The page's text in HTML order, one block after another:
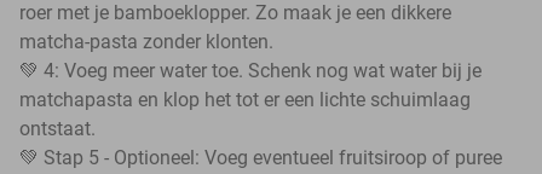
roer met je bamboeklopper. Zo maak je een dikkere
matcha-pasta zonder klonten.
💚 4: Voeg meer water toe. Schenk nog wat water bij je
matchapasta en klop het tot er een lichte schuimlaag
ontstaat.
💚 Stap 5 - Optioneel: Voeg eventueel fruitsiroop of puree